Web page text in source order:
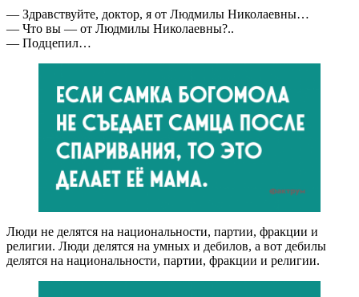
— Здравствуйте, доктор, я от Людмилы Николаевны…
— Что вы — от Людмилы Николаевны?..
— Подцепил…
Люди не делятся на национальности, партии, фракции и
религии. Люди делятся на умных и дебилов, а вот дебилы
делятся на национальности, партии, фракции и религии.